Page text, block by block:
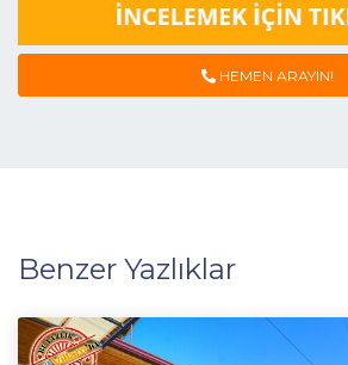
HEMEN ARAYIN!
Benzer Yazlıklar